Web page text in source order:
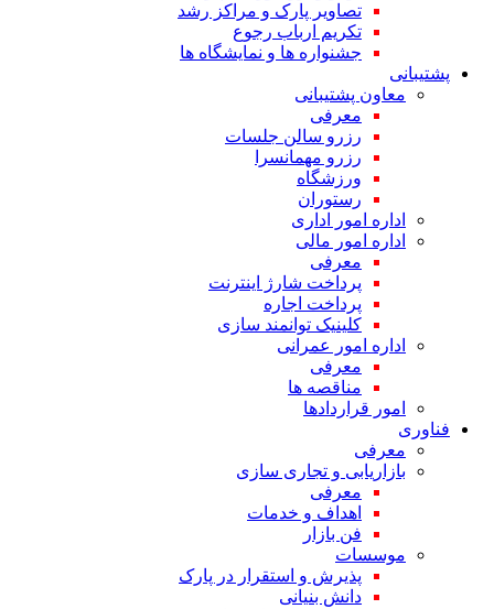
تصاویر پارک و مراکز رشد
تکریم ارباب رجوع
جشنواره ها و نمایشگاه ها
پشتیبانی
معاون پشتیبانی
معرفی
رزرو سالن جلسات
رزرو مهمانسرا
ورزشگاه
رستوران
اداره امور اداری
اداره امور مالی
معرفی
پرداخت شارژ اینترنت
پرداخت اجاره
کلینیک توانمند سازی
اداره امور عمرانی
معرفی
مناقصه ها
امور قراردادها
فناوری
معرفی
بازاریابی و تجاری سازی
معرفی
اهداف و خدمات
فن بازار
موسسات
پذیرش و استقرار در پارک
دانش بنیانی